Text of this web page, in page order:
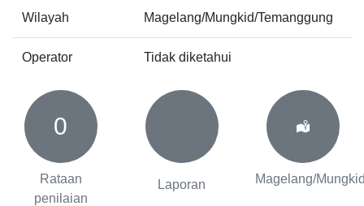
Wilayah Magelang/Mungkid/Temanggung
Operator Tidak diketahui
0
Rataan
penilaian
Laporan Magelang/